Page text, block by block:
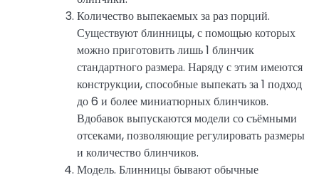
Количество выпекаемых за раз порций.
Существуют блинницы, с помощью которых
можно приготовить лишь 1 блинчик
стандартного размера. Наряду с этим имеются
конструкции, способные выпекать за 1 подход
до 6 и более миниатюрных блинчиков.
Вдобавок выпускаются модели со съёмными
отсеками, позволяющие регулировать размеры
и количество блинчиков.
Модель. Блинницы бывают обычные